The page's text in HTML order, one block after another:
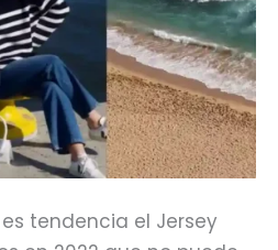
tendencia el Jersey